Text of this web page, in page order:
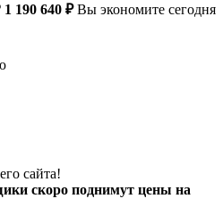
1 190 640 ₽Вы экономите сегодня
сайта!
скоро поднимут цены на